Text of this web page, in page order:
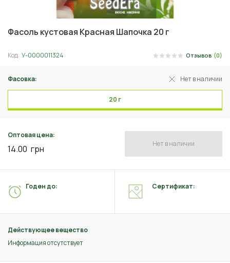
Фасоль кустовая Красная Шапочка 20 г
Код: У-0000011324 Отзывов (0)
Фасовка: Нет в наличии
20 г
Оптовая цена:
14.00 грн Нет в наличии
Действующее вещество
Информация отсутствует
Годен до: Сертификат: